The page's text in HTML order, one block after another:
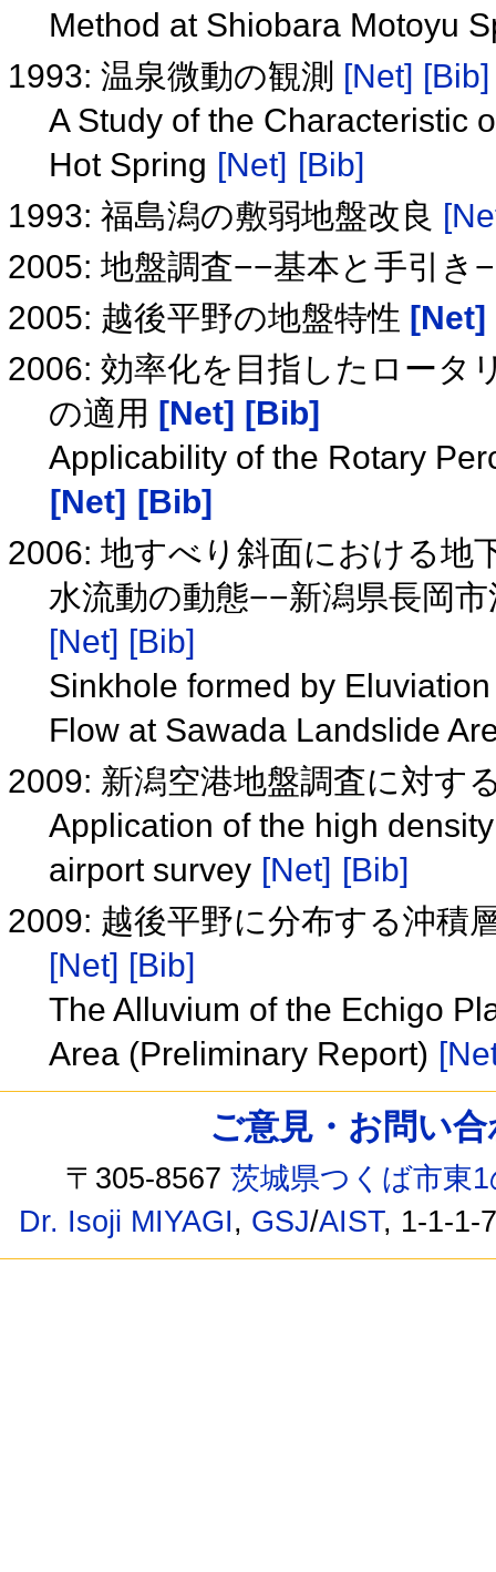
Method at Shiobara Motoyu
1993: 温泉微動の観測 [Net] [Bib]
A Study of the Characteristic
Hot Spring [Net] [Bib]
1993: 福島潟の敷弱地盤改良
2005: 地盤調査−−基本と手引き
2005: 越後平野の地盤特性 [Net]
2006: 効率化を目指したロータ
の適用 [Net] [Bib]
Applicability of the Rotary
[Net]
[Bib]
2006: 地すべり斜面における地
水流動の動態−−新潟県長岡
[Net] [Bib]
Sinkhole formed by
Flow at Sawada Landslide
2009: 新潟空港地盤調査に対す
Application of the high
airport survey [Net] [Bib]
2009: 越後平野に分布する沖積
[Net] [Bib]
The Alluvium of the Echigo
Area (Preliminary Report)
ご意見・お問い
〒305-8567茨城県つくば市東
Dr. Isoji MIYAGI, GSJ/AIST, 1-1-1-